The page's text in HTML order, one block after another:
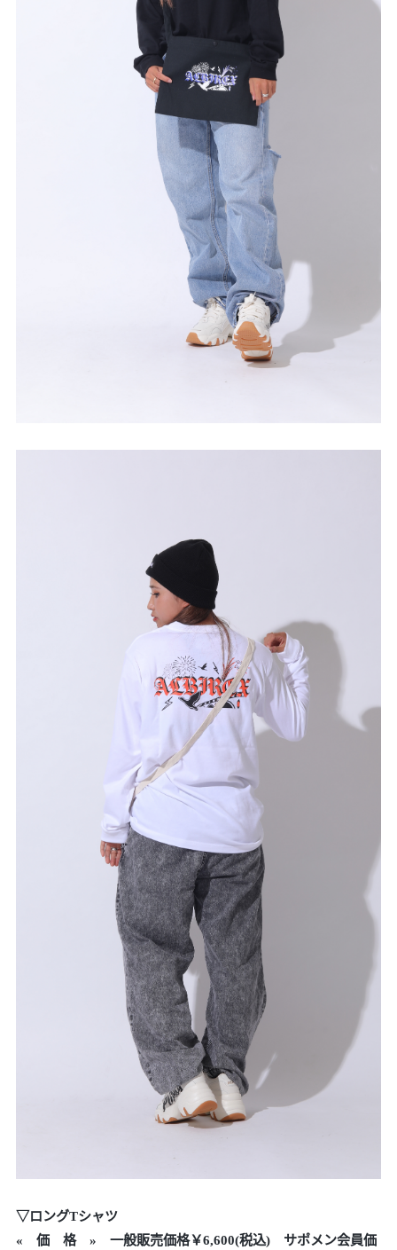
▽ロングTシャツ
« 価 格 » 一般販売価格￥6,600(税込) サポメン会員価